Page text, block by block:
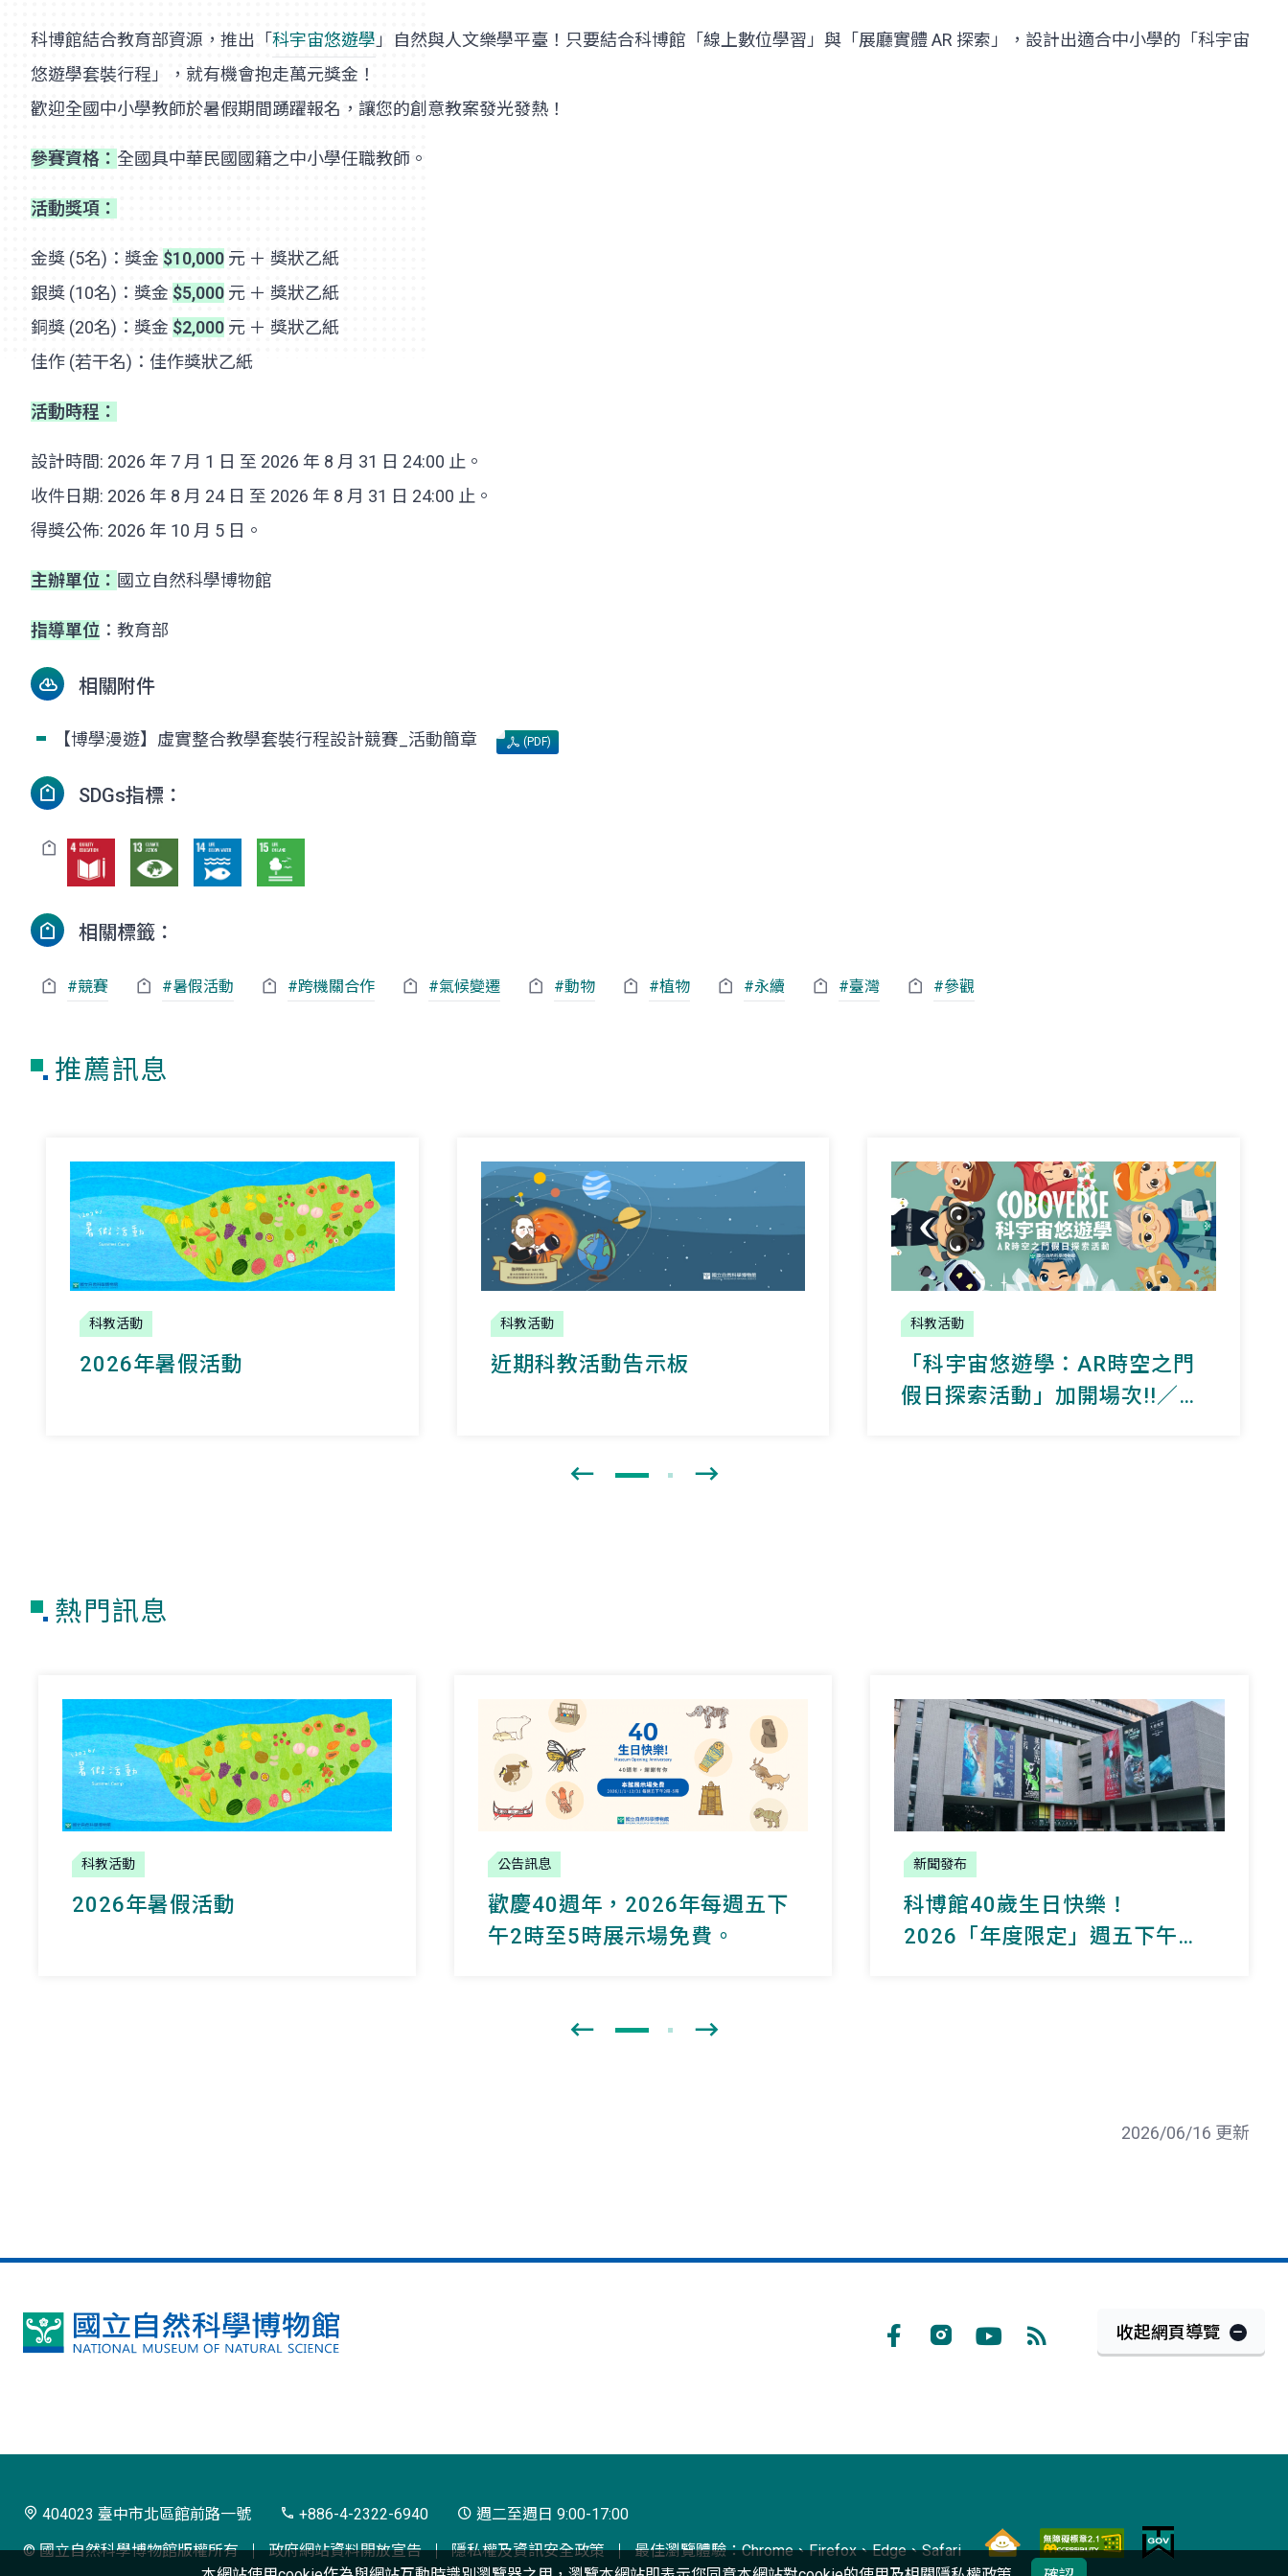
科博館結合教育部資源，推出「 科宇宙悠遊學 」自然與人文樂學平臺！只要結合科博館「線上數位學習」與「展廳實體 AR 探索」，設計出適合中小學的「科宇宙
悠遊學套裝行程」，就有機會抱走萬元獎金！
歡迎全國中小學教師於暑假期間踴躍報名，讓您的創意教案發光發熱！
參賽資格： 全國具中華民國國籍之中小學任職教師。
活動獎項：
金獎 (5名)：獎金 $10,000 元 ＋ 獎狀乙紙
銀獎 (10名)：獎金 $5,000 元 ＋ 獎狀乙紙
銅獎 (20名)：獎金 $2,000 元 ＋ 獎狀乙紙
佳作 (若干名)：佳作獎狀乙紙
活動時程：
設計時間: 2026 年 7 月 1 日 至 2026 年 8 月 31 日 24:00 止。
收件日期: 2026 年 8 月 24 日 至 2026 年 8 月 31 日 24:00 止。
得獎公佈: 2026 年 10 月 5 日。
主辦單位： 國立自然科學博物館
指導單位 ：教育部
相關附件
【博學漫遊】虛實整合教學套裝行程設計競賽_活動簡章 (PDF)
SDGs指標：
相關標籤：
#競賽 #暑假活動 #跨機關合作 #氣候變遷 #動物 #植物 #永續 #臺灣 #參觀
推薦訊息
科教活動
2026年暑假活動
科教活動
近期科教活動告示板
科教活動
「科宇宙悠遊學：AR時空之門
假日探索活動」加開場次!!／
熱門訊息
科教活動
2026年暑假活動
公告訊息
歡慶40週年，2026年每週五下
午2時至5時展示場免費。
新聞發布
科博館40歲生日快樂！
2026「年度限定」週五下午兩
2026/06/16 更新
國
收起網頁導覽
404023 臺中市北區館前路一號 +886-4-2322-6940
週二至週日 9:00-17:00
© 國立自然科學博物館版權所有
政府網站資料開放宣告 隱私權及資訊安全政策
最佳瀏覽體驗：Chrome、Firefox、Edge、Safari